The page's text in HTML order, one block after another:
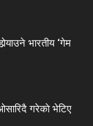
भारतीय ‘गेम
गरेकाे भेटिए